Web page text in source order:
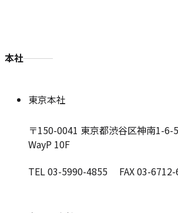
本社
東京本社
〒150-0041 東京都渋谷区神南1-6-
WayP 10F
TEL 03-5990-4855 FAX 03-6712-